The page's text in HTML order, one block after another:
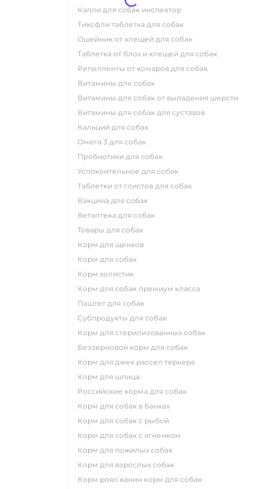
капли для собак инспектор
тиксфли таблетка для собак
ошейник от клещей для собак
таблетка от блох и клещей для собак
репелленты от комаров для собак
витамины для собак
витамины для собак от выпадения шерсти
витамины для собак для суставов
кальций для собак
омега 3 для собак
пробиотики для собак
успокоительное для собак
таблетки от глистов для собак
вакцина для собак
ветаптека для собак
товары для собак
корм для щенков
корм для собак
корм холистик
корм для собак премиум класса
паштет для собак
субпродукты для собак
корм для стерилизованных собак
беззерновой корм для собак
корм для джек рассел терьера
корм для шпица
российские корма для собак
корм для собак в банках
корм для собак с рыбой
корм для собак с ягненком
корм для пожилых собак
корм для взрослых собак
корм роял канин корм для собак